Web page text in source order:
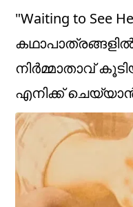
"Waiting to See
നിർമ്മാതാവ്
എനിക്ക്